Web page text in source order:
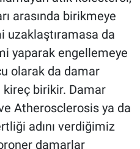
arasında birikmeye
uzaklaştıramasa da
yaparak engellemeye
olarak da damar
kireç birikir. Damar
Atherosclerosis ya da
adını verdiğimiz
damarlar